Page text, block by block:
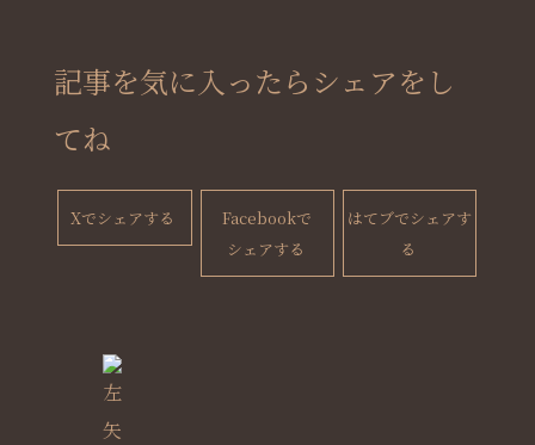
記事を気に入ったらシェアをし
てね
Xでシェアする
Facebookで
シェアする
はてブでシェアす
る